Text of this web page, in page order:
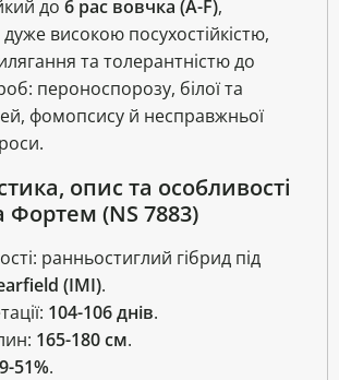
до 6 рас вовчка (A-F),
дуже високою посухостійкістю,
та толерантністю до
пероноспорозу, білої та
фомопсису й несправжньої
опис та особливості
(NS 7883)
ранньостиглий гібрид під
(IMI).
104-106 днів.
165-180 см.
51%.